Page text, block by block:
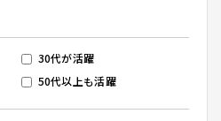
30代が活躍
50代以上も活躍